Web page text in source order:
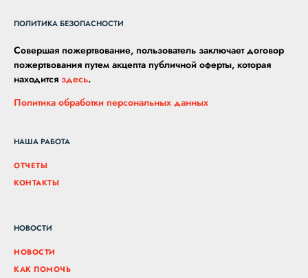
НАША РАБОТА
ОТЧЕТЫ
КОНТАКТЫ
НОВОСТИ
НОВОСТИ
КАК ПОМОЧЬ
ПОЛИТИКА БЕЗОПАСНОСТИ
Совершая пожертвование, пользователь заключает договор
пожертвования путем акцепта публичной оферты, которая
находится здесь.
Политика обработки персональных данных